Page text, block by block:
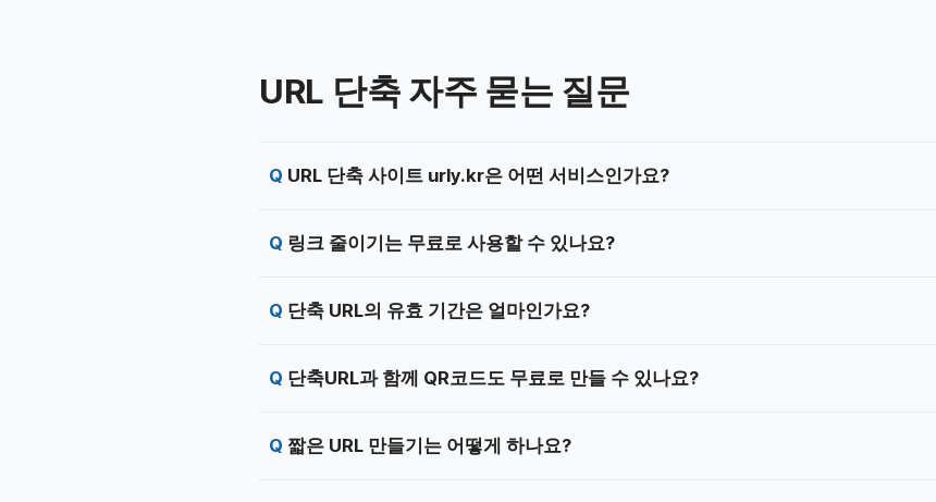
URL 단축 자주 묻는 질문
URL 단축 사이트 urly.kr은 어떤 서비스인가요?
링크 줄이기는 무료로 사용할 수 있나요?
단축 URL의 유효 기간은 얼마인가요?
단축URL과 함께 QR코드도 무료로 만들 수 있나요?
짧은 URL 만들기는 어떻게 하나요?